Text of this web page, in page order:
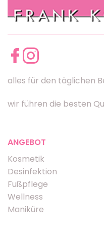
alles für den täglichen
wir führen die besten
ANGEBOT
Kosmetik
Desinfektion
Fußpflege
Wellness
Maniküre